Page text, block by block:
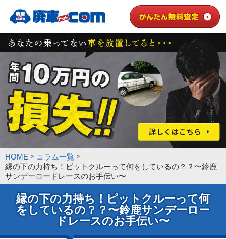
HOME
コラム一覧
縁の下の力持ち！ピットクルーって何をしているの？？〜鈴鹿
サンデーロードレースのお手伝い〜
縁の下の力持ち！ピットクルーって何
をしているの？？〜鈴鹿サンデーロー
ドレースのお手伝い〜